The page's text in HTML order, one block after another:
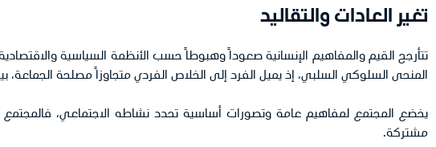
تغير العادات والتقاليد
تتأرجح القيم والمفاهيم الإنسانية صعوداً وهبوطاً حسب الأنظمة السياسية
المنحى السلوكي السلبي، إذ يميل الفرد إلى الخلاص الفردي متجاوزاً مصلحة
يخضع المجتمع لمفاهيم عامة وتصورات أساسية تحدد نشاطه الاجتماعي،
مشتركة.